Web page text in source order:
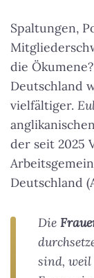
Spaltungen,
die
Deutschland
vielfältiger.
der seit 2025
A
Deutschland
Die
sind, weil